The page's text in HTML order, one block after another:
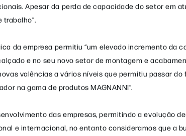
Apesar da perda de capacidade do setor em
da empresa permitiu “um elevado incremento da
e no seu novo setor de montagem e
valências a vários níveis que permitiu passar
na gama de produtos MAGNANNI”.
das empresas, permitindo a evolução
e internacional, no entanto consideramos que a